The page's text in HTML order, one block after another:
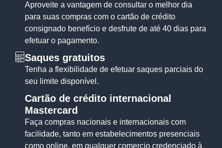
Aproveite a vantagem de consultar o melhor dia
para suas compras com o cartão de crédito
consignado benefício e desfrute de até 40 dias para
efetuar o pagamento.
Saques gratuitos
Tenha a flexibilidade de efetuar saques parciais do
seu limite disponível.
Cartão de crédito internacional
Mastercard
Faça compras nacionais e internacionais com
facilidade, tanto em estabelecimentos presenciais
como online, em qualquer comercio credenciado à